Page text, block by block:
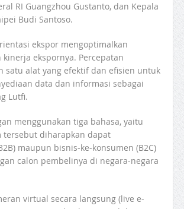
RI Guangzhou Gustanto, dan Kepala
Budi Santoso.
ekspor mengoptimalkan
ekspornya. Percepatan
satu alat yang efektif dan efisien untuk
data dan informasi sebagai
Lutfi.
menggunakan tiga bahasa, yaitu
tersebut diharapkan dapat
maupun bisnis-ke-konsumen (B2C)
calon pembelinya di negara-negara
virtual secara langsung (live e-